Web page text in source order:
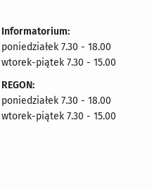
Informatorium:
poniedziałek 7.30 - 18.00
wtorek-piątek 7.30 - 15.00
REGON:
poniedziałek 7.30 - 18.00
wtorek-piątek 7.30 - 15.00